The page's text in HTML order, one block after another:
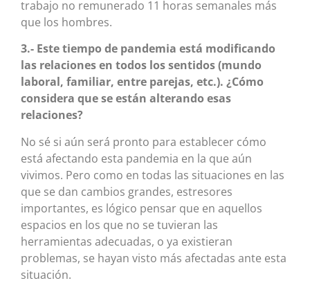
trabajo no remunerado 11 horas semanales más
que los hombres.
3.- Este tiempo de pandemia está modificando
las relaciones en todos los sentidos (mundo
laboral, familiar, entre parejas, etc.). ¿Cómo
considera que se están alterando esas
relaciones?
No sé si aún será pronto para establecer cómo
está afectando esta pandemia en la que aún
vivimos. Pero como en todas las situaciones en las
que se dan cambios grandes, estresores
importantes, es lógico pensar que en aquellos
espacios en los que no se tuvieran las
herramientas adecuadas, o ya existieran
problemas, se hayan visto más afectadas ante esta
situación.